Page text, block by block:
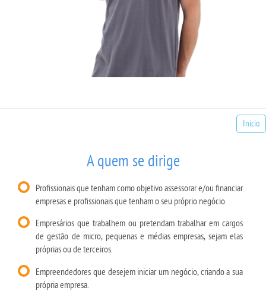
Inicio
A quem se dirige
Profissionais que tenham como objetivo assessorar e/ou financiar
empresas e profissionais que tenham o seu próprio negócio.
Empresários que trabalhem ou pretendam trabalhar em cargos
de gestão de micro, pequenas e médias empresas, sejam elas
próprias ou de terceiros.
Empreendedores que desejem iniciar um negócio, criando a sua
própria empresa.